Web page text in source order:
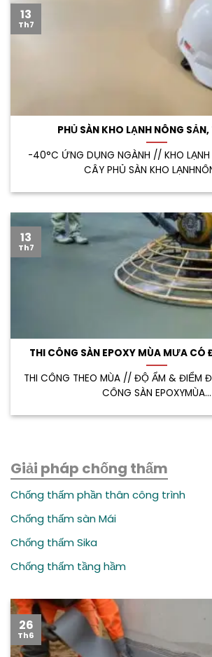
PHỦ SÀN KHO LẠNH NÔNG
-40°C ỨNG DỤNG NGÀNH // KHO LẠNH
CÂY PHỦ SÀN KHO
13
Th7
THI CÔNG SÀN EPOXY MÙA MƯA
THI CÔNG THEO MÙA // ĐỘ ẨM & ĐIỂM
CÔNG SÀN EPOXYMÙA...
13
Th7
Giải pháp chống thấm
Chống thấm phần thân công trình
Chống thấm sàn Mái
Chống thấm Sika
Chống thấm tầng hầm
26
Th6